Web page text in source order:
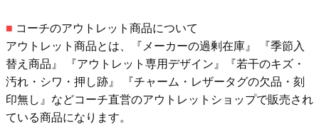
■ コーチのアウトレット商品について
アウトレット商品とは、『メーカーの過剰在庫』 『季節入
替え商品』 『アウトレット専用デザイン』『若干のキズ・
汚れ・シワ・押し跡』 『チャーム・レザータグの欠品・刻
印無し』などコーチ直営のアウトレットショップで販売され
ている商品になります。